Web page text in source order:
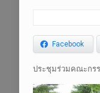
Facebook
ประชุมร่วมคณะกรร